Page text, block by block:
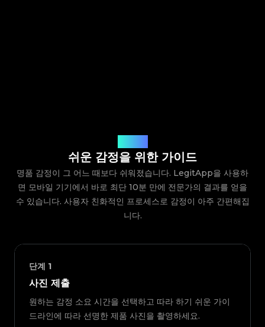
쉬운 감정을 위한 가이드
명품 감정이 그 어느 때보다 쉬워졌습니다. LegitApp을 사용하
면 모바일 기기에서 바로 최단 10분 만에 전문가의 결과를 얻을
수 있습니다. 사용자 친화적인 프로세스로 감정이 아주 간편해집
니다.
단계 1
사진 제출
원하는 감정 소요 시간을 선택하고 따라 하기 쉬운 가이
드라인에 따라 선명한 제품 사진을 촬영하세요.